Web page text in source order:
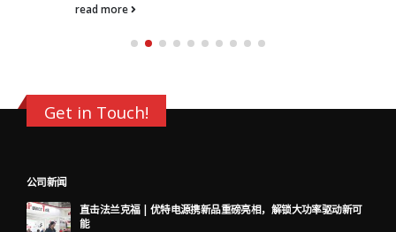
read more
Get in Touch!
公司新闻
直击法兰克福 | 优特电源携新品重磅亮相，解锁大功率驱动新可
能